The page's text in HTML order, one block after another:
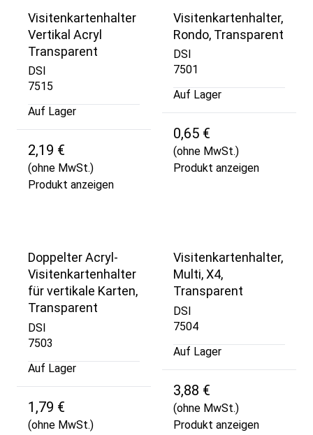
Visitenkartenhalter
Vertikal Acryl
Transparent
DSI
7515
Auf Lager
2,19 €
(ohne MwSt.)
Produkt anzeigen
Visitenkartenhalter,
Rondo, Transparent
DSI
7501
Auf Lager
0,65 €
(ohne MwSt.)
Produkt anzeigen
Doppelter Acryl-
Visitenkartenhalter
für vertikale Karten,
Transparent
DSI
7503
Auf Lager
1,79 €
(ohne MwSt.)
Visitenkartenhalter,
Multi, X4,
Transparent
DSI
7504
Auf Lager
3,88 €
(ohne MwSt.)
Produkt anzeigen